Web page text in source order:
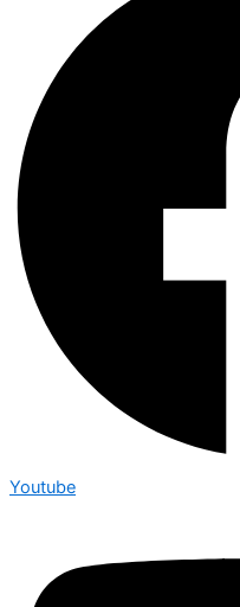
Youtube